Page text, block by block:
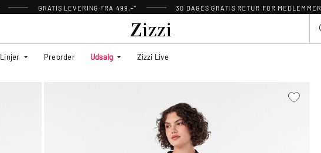
GRATIS LEVERING FRA 499,-* 30 DAGES GRATIS RETUR FOR MEDLEMMER
Linjer Preorder Udsalg Zizzi Live